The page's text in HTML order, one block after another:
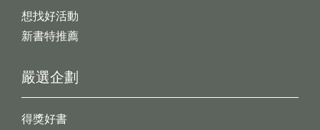
想找好活動
新書特推薦
嚴選企劃
得獎好書